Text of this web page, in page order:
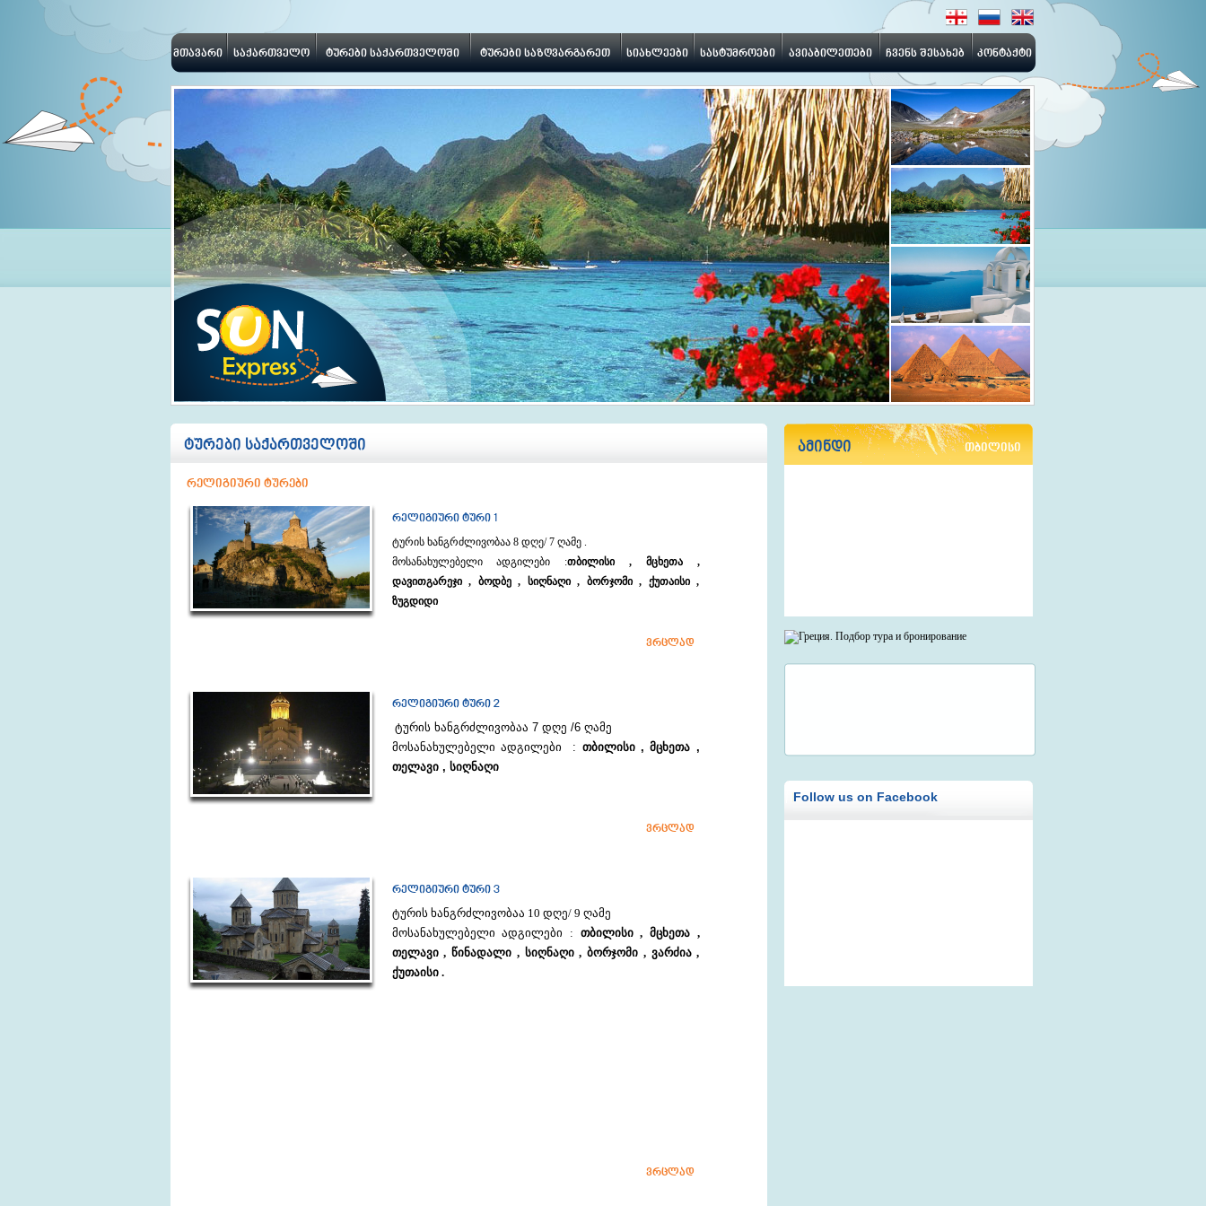
მთავარი საქართველო ტურები საქართველოში ტურები საზღვარგარეთ სიახლეები სასტუმროები ავიაბილეთები ჩვენს შესახებ კონტაქტი
ტურები საქართველოში
რელიგიური ტურები
რელიგიური ტური 1
ტურის ხანგრძლივობაა 8 დღე/ 7 ღამე .
მოსანახულებელი ადგილები :თბილისი , მცხეთა ,
დავითგარეჯი , ბოდბე , სიღნაღი , ბორჯომი , ქუთაისი ,
ზუგდიდი
ვრცლად
რელიგიური ტური 2
ტურის ხანგრძლივობაა 7 დღე /6 ღამე
მოსანახულებელი ადგილები : თბილისი , მცხეთა ,
თელავი , სიღნაღი
ვრცლად
რელიგიური ტური 3
ტურის ხანგრძლივობაა 10 დღე/ 9 ღამე
მოსანახულებელი ადგილები : თბილისი , მცხეთა ,
თელავი , წინადალი , სიღნაღი , ბორჯომი , ვარძია ,
ქუთაისი .
ვრცლად
ამინდი თბილისი
Follow us on Facebook